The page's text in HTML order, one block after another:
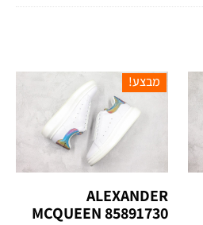
מבצע!
ALEXANDER
MCQUEEN 85891730